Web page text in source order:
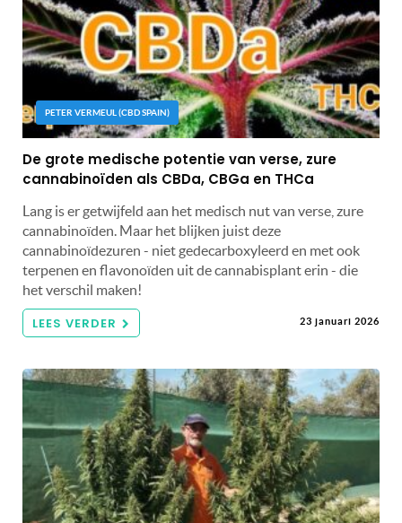
PETER VERMEUL (CBD SPAIN)
De grote medische potentie van verse, zure
cannabinoïden als CBDa, CBGa en THCa
Lang is er getwijfeld aan het medisch nut van verse, zure
cannabinoïden. Maar het blijken juist deze
cannabinoïdezuren - niet gedecarboxyleerd en met ook
terpenen en flavonoïden uit de cannabisplant erin - die
het verschil maken!
LEES VERDER 23 januari 2026